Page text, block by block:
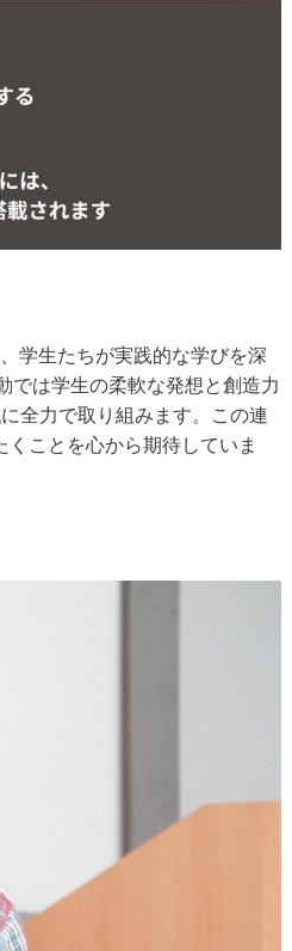
学生たちが実践的な学びを深
では学生の柔軟な発想と創造力
全力で取り組みます。この連
ことを心から期待していま